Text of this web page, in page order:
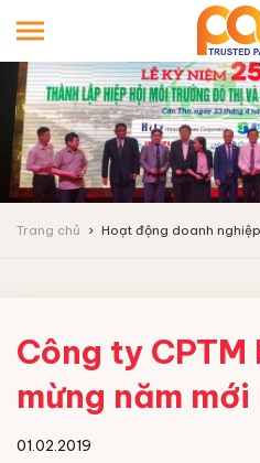
Trang chủ Hoạt động doanh nghiệp
Công ty CPTM
mừng năm mới
01.02.2019